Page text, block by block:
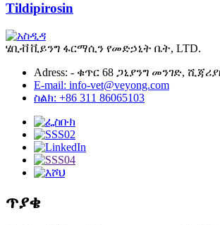
Tildipirosin
ሄቢቭ ቪይንግ ፋርማሲን የመድኃኒት ቤት, LTD.
Adress: - ቁጥር 68 ጋኒያንግ መንገድ,
E-mail: info-vet@veyong.com
ስልክ: +86 311 86065103
ጥያቄ